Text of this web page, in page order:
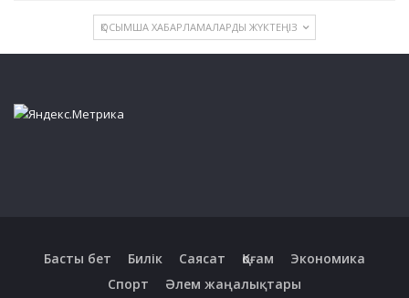
ҚОСЫМША ХАБАРЛАМАЛАРДЫ ЖҮКТЕҢІЗ
Басты бет Билік Саясат Қоғам
Экономика
Спорт
Әлем жаңалықтары